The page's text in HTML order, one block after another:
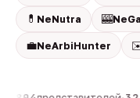
💊 NeNutra 🎰
💼NeArbiHunter